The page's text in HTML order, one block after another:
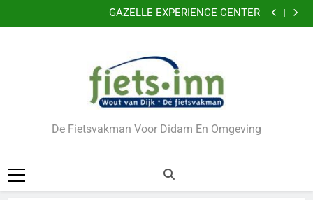
naar
GAZELLE EXPERIENCE CENTER
VERKLEIN DE KANS OP DIEFSTAL VAN UW FIETS
GAZELLE EXPERIENCE CENTER
VERKLEIN DE KANS OP DIEFSTAL VAN UW FIETS
De Fietsvakman Voor Didam En Omgeving